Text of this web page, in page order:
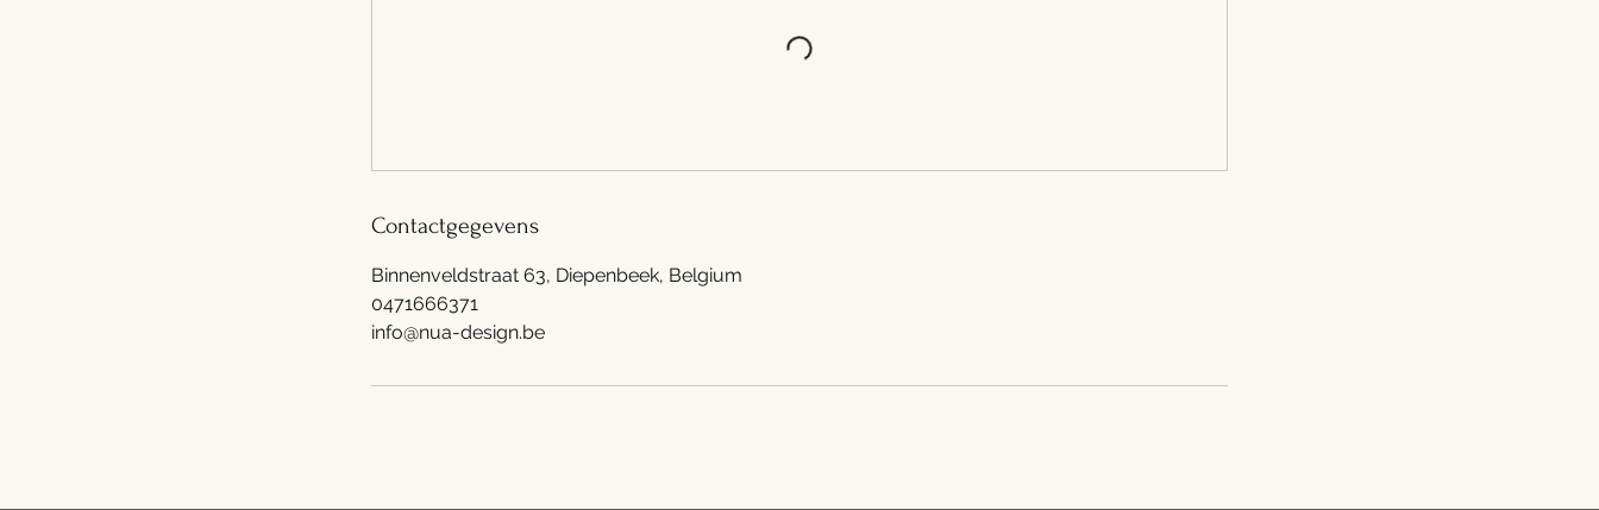
Contactgegevens
Binnenveldstraat 63, Diepenbeek, Belgium
0471666371
info@nua-design.be